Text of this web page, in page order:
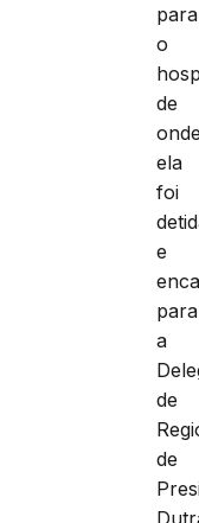
para
o
de
ela
foi
e
para
a
de
de